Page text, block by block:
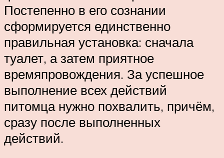
Постепенно в его сознании
сформируется единственно
правильная установка: сначала
туалет, а затем приятное
времяпровождения. За успешное
выполнение всех действий
питомца нужно похвалить, причём,
сразу после выполненных
действий.